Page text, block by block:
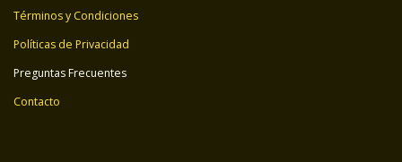
Términos y Condiciones
Políticas de Privacidad
Preguntas Frecuentes
Contacto